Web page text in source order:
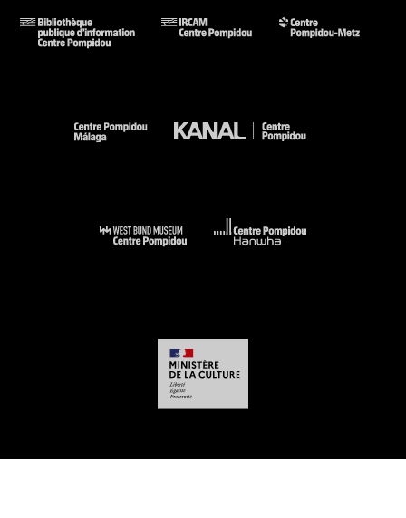
- - - -